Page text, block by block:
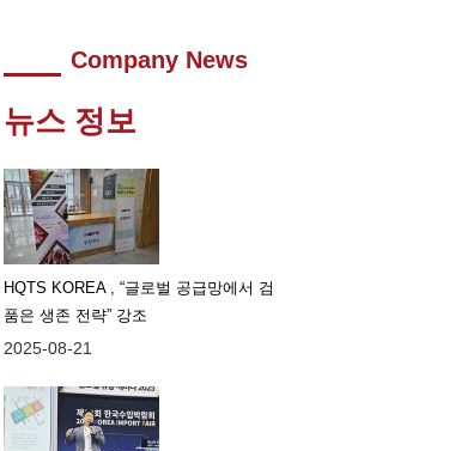
Company News
뉴스 정보
HQTS KOREA , “글로벌 공급망에서 검
품은 생존 전략” 강조
2025-08-21